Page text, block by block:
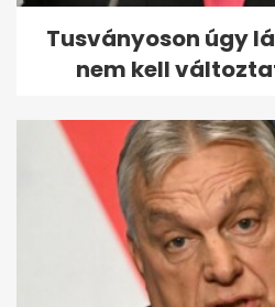
Tusványoson úgy
nem kell